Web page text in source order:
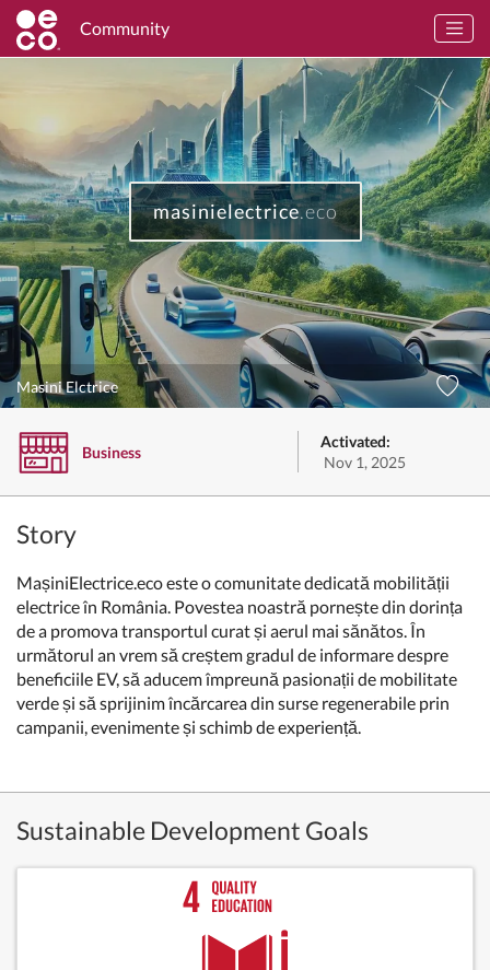
Community
masinielectrice.eco
Masini Elctrice
Business
Activated:
Nov 1, 2025
Story
MașiniElectrice.eco este o comunitate dedicată mobilității
electrice în România. Povestea noastră pornește din dorința
de a promova transportul curat și aerul mai sănătos. În
următorul an vrem să creștem gradul de informare despre
beneficiile EV, să aducem împreună pasionații de mobilitate
verde și să sprijinim încărcarea din surse regenerabile prin
campanii, evenimente și schimb de experiență.
Sustainable Development Goals